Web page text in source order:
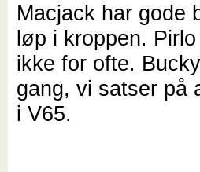
Macjack har gode
løp i kroppen.
ikke for ofte.
gang, vi satser på
i V65.